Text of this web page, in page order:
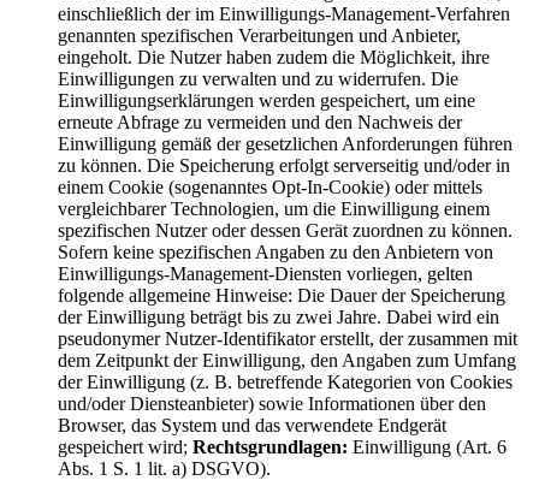
einschließlich der im Einwilligungs-Management-Verfahren
genannten spezifischen Verarbeitungen und Anbieter,
eingeholt. Die Nutzer haben zudem die Möglichkeit, ihre
Einwilligungen zu verwalten und zu widerrufen. Die
Einwilligungserklärungen werden gespeichert, um eine
erneute Abfrage zu vermeiden und den Nachweis der
Einwilligung gemäß der gesetzlichen Anforderungen führen
zu können. Die Speicherung erfolgt serverseitig und/oder in
einem Cookie (sogenanntes Opt-In-Cookie) oder mittels
vergleichbarer Technologien, um die Einwilligung einem
spezifischen Nutzer oder dessen Gerät zuordnen zu können.
Sofern keine spezifischen Angaben zu den Anbietern von
Einwilligungs-Management-Diensten vorliegen, gelten
folgende allgemeine Hinweise: Die Dauer der Speicherung
der Einwilligung beträgt bis zu zwei Jahre. Dabei wird ein
pseudonymer Nutzer-Identifikator erstellt, der zusammen mit
dem Zeitpunkt der Einwilligung, den Angaben zum Umfang
der Einwilligung (z. B. betreffende Kategorien von Cookies
und/oder Diensteanbieter) sowie Informationen über den
Browser, das System und das verwendete Endgerät
gespeichert wird; Rechtsgrundlagen: Einwilligung (Art. 6
Abs. 1 S. 1 lit. a) DSGVO).